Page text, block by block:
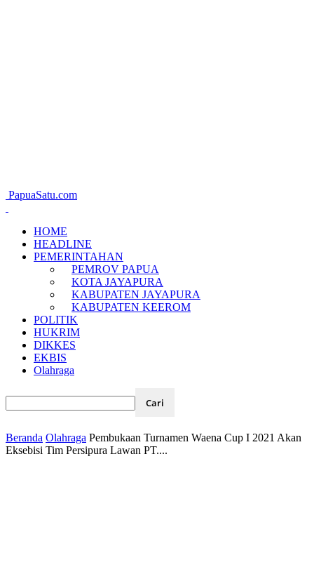
PapuaSatu.com
HOME
HEADLINE
PEMERINTAHAN
PEMROV PAPUA
KOTA JAYAPURA
KABUPATEN JAYAPURA
KABUPATEN KEEROM
POLITIK
HUKRIM
DIKKES
EKBIS
Olahraga
Beranda Olahraga Pembukaan Turnamen Waena Cup I 2021 Akan
Eksebisi Tim Persipura Lawan PT....